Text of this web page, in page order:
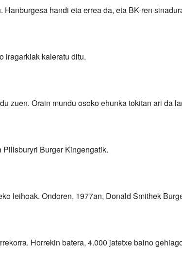
handi eta errea da, eta BK-ren
iragarkiak kaleratu ditu.
zuen. Orain mundu osoko ehunka tokitan ari da
Burger Kingengatik.
leihoak. Ondoren, 1977an, Donald Smithek
Horrekin batera, 4.000 jatetxe baino